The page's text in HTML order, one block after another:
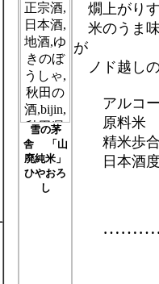
雪の茅
舎 「山
廃純米」
ひやおろ
し
燗上がり
米のうま
が
ノド越し
アルコー
原料米 麹
精米歩
日本酒